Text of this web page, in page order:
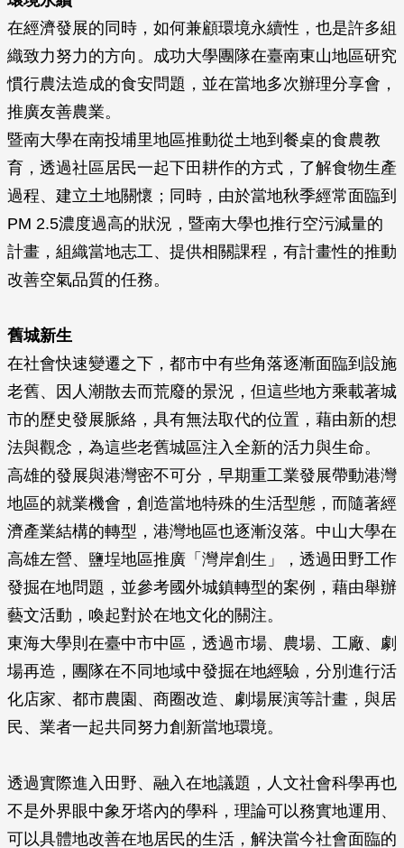
在經濟發展的同時，如何兼顧環境永續性，也是許多組
織致力努力的方向。成功大學團隊在臺南東山地區研究
慣行農法造成的食安問題，並在當地多次辦理分享會，
推廣友善農業。
暨南大學在南投埔里地區推動從土地到餐桌的食農教
育，透過社區居民一起下田耕作的方式，了解食物生產
過程、建立土地關懷；同時，由於當地秋季經常面臨到
PM 2.5濃度過高的狀況，暨南大學也推行空污減量的
計畫，組織當地志工、提供相關課程，有計畫性的推動
改善空氣品質的任務。
舊城新生
在社會快速變遷之下，都市中有些角落逐漸面臨到設施
老舊、因人潮散去而荒廢的景況，但這些地方乘載著城
市的歷史發展脈絡，具有無法取代的位置，藉由新的想
法與觀念，為這些老舊城區注入全新的活力與生命。
高雄的發展與港灣密不可分，早期重工業發展帶動港灣
地區的就業機會，創造當地特殊的生活型態，而隨著經
濟產業結構的轉型，港灣地區也逐漸沒落。中山大學在
高雄左營、鹽埕地區推廣「灣岸創生」，透過田野工作
發掘在地問題，並參考國外城鎮轉型的案例，藉由舉辦
藝文活動，喚起對於在地文化的關注。
東海大學則在臺中市中區，透過市場、農場、工廠、劇
場再造，團隊在不同地域中發掘在地經驗，分別進行活
化店家、都市農園、商圈改造、劇場展演等計畫，與居
民、業者一起共同努力創新當地環境。
透過實際進入田野、融入在地議題，人文社會科學再也
不是外界眼中象牙塔內的學科，理論可以務實地運用、
可以具體地改善在地居民的生活，解決當今社會面臨的